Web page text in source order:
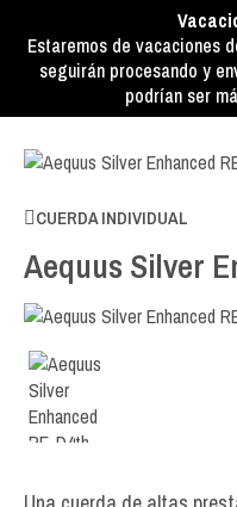
Estaremos de vacaciones
seguirán procesando y
podrían ser
CUERDA INDIVIDUAL
Aequus Silver